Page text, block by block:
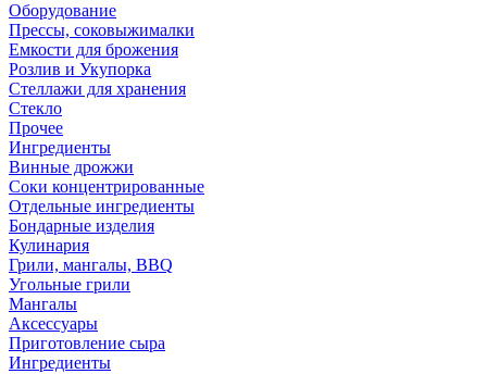
Оборудование
Прессы, соковыжималки
Емкости для брожения
Розлив и Укупорка
Стеллажи для хранения
Стекло
Прочее
Ингредиенты
Винные дрожжи
Соки концентрированные
Отдельные ингредиенты
Бондарные изделия
Кулинария
Грили, мангалы, BBQ
Угольные грили
Мангалы
Аксессуары
Приготовление сыра
Ингредиенты